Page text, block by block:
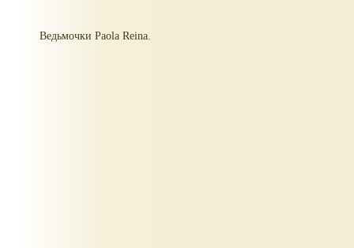
Ведьмочки Paola Reina.